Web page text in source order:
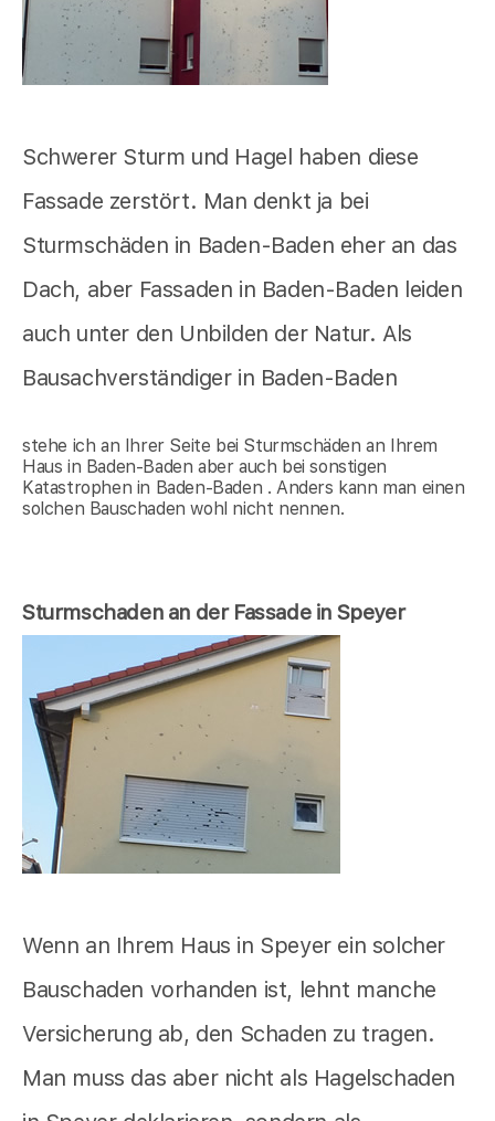
Schwerer Sturm und Hagel haben diese
Fassade zerstört. Man denkt ja bei
Sturmschäden in Baden-Baden eher an das
Dach, aber Fassaden in Baden-Baden leiden
auch unter den Unbilden der Natur. Als
Bausachverständiger in Baden-Baden
stehe ich an Ihrer Seite bei Sturmschäden an Ihrem
Haus in Baden-Baden aber auch bei sonstigen
Katastrophen in Baden-Baden . Anders kann man einen
solchen Bauschaden wohl nicht nennen.
Sturmschaden an der Fassade in Speyer
Wenn an Ihrem Haus in Speyer ein solcher
Bauschaden vorhanden ist, lehnt manche
Versicherung ab, den Schaden zu tragen.
Man muss das aber nicht als Hagelschaden